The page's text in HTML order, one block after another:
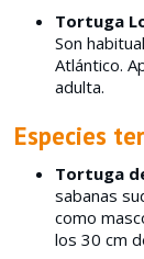
Tortuga
Son
Atlántico.
adulta.
Especies
Tortuga
sabanas
como
los 30 cm